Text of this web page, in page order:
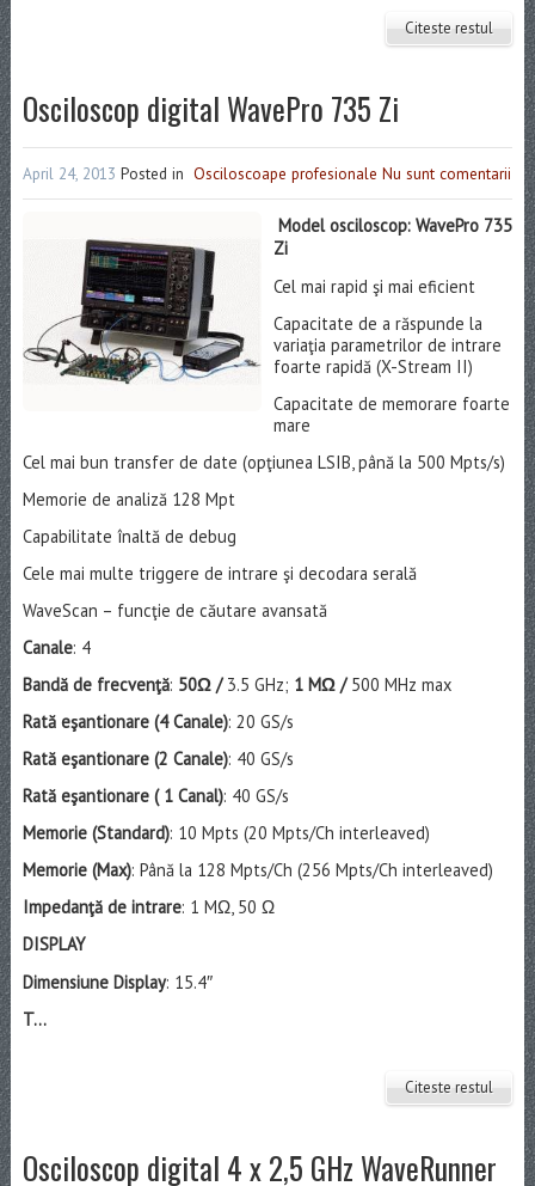
Citeste restul
Osciloscop digital WavePro 735 Zi
April 24, 2013 Posted in Osciloscoape profesionale Nu sunt comentarii
Model osciloscop: WavePro 735
Zi
Cel mai rapid şi mai eficient
Capacitate de a răspunde la
variaţia parametrilor de intrare
foarte rapidă (X-Stream II)
Capacitate de memorare foarte
mare
Cel mai bun transfer de date (opţiunea LSIB, până la 500 Mpts/s)
Memorie de analiză 128 Mpt
Capabilitate înaltă de debug
Cele mai multe triggere de intrare şi decodara serală
WaveScan – funcţie de căutare avansată
Canale: 4
Bandă de frecvenţă: 50Ω / 3.5 GHz; 1 MΩ / 500 MHz max
Rată eşantionare (4 Canale): 20 GS/s
Rată eşantionare (2 Canale): 40 GS/s
Rată eşantionare ( 1 Canal): 40 GS/s
Memorie (Standard): 10 Mpts (20 Mpts/Ch interleaved)
Memorie (Max): Până la 128 Mpts/Ch (256 Mpts/Ch interleaved)
Impedanţă de intrare: 1 MΩ, 50 Ω
DISPLAY
Dimensiune Display: 15.4″
T...
Citeste restul
Osciloscop digital 4 x 2,5 GHz WaveRunner